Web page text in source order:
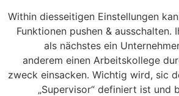
Within diesseitigen Einstellungen
Funktionen pushen & ausschalten.
als nächstes ein
anderem einen Arbeitskollege
zweck einsacken. Wichtig wird, sic
„Supervisor“ definiert ist und